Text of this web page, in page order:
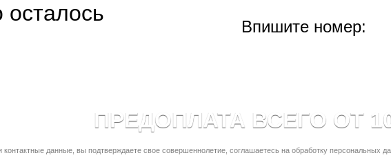
осталось
Впишите номер:
ПРЕДОПЛАТА ВСЕГО ОТ
контактные данные, вы подтверждаете свое совершеннолетие, соглашаетесь на обработку персональных